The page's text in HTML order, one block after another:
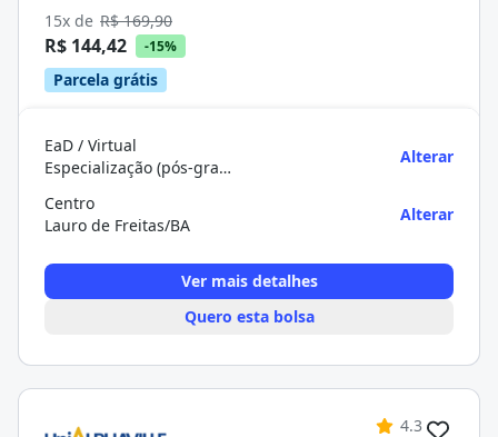
15x de R$ 169,90
R$ 144,42 -15%
Parcela grátis
EaD / Virtual
Especialização (pós-graduação)
Alterar
Centro
Lauro de Freitas/BA
Alterar
Ver mais detalhes
Quero esta bolsa
4.3